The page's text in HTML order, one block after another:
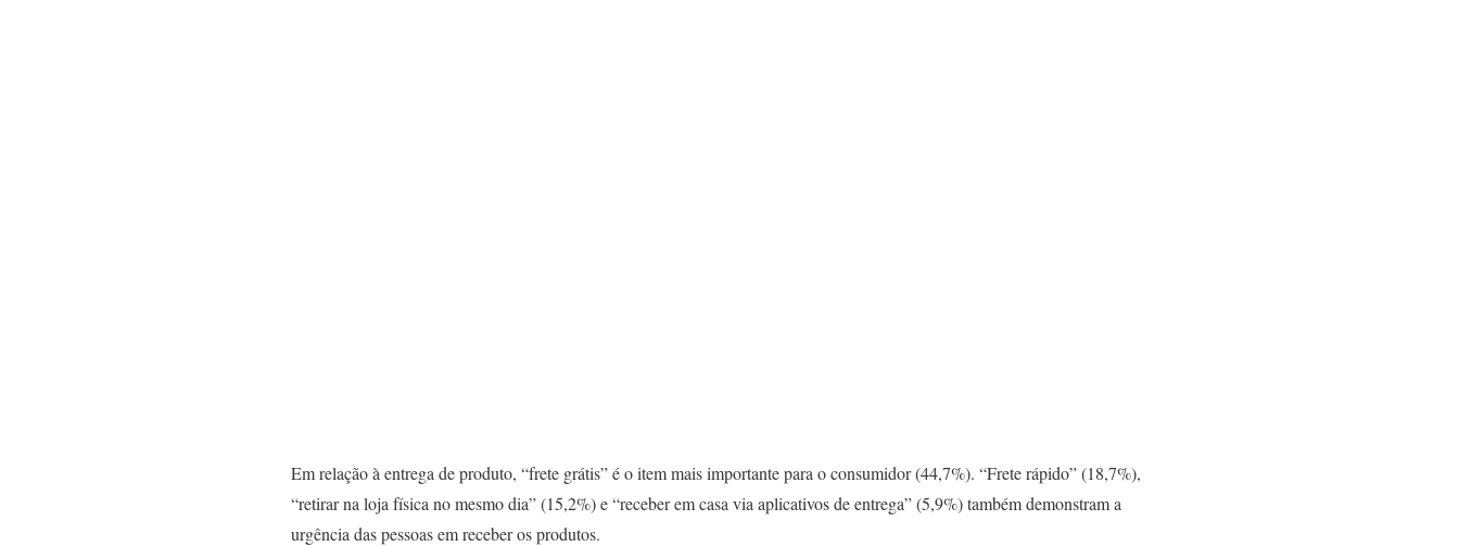
Em relação à entrega de produto, “frete grátis” é o item mais importante para o consumidor (44,7%). “Frete rápido” (18,7%),
“retirar na loja física no mesmo dia” (15,2%) e “receber em casa via aplicativos de entrega” (5,9%) também demonstram a
urgência das pessoas em receber os produtos.